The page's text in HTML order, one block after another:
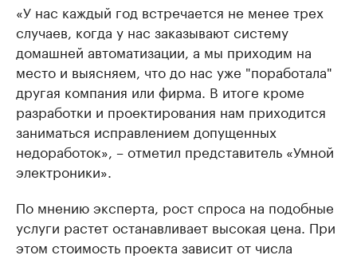
«У нас каждый год встречается не менее трех
случаев, когда у нас заказывают систему
домашней автоматизации, а мы приходим на
место и выясняем, что до нас уже "поработала"
другая компания или фирма. В итоге кроме
разработки и проектирования нам приходится
заниматься исправлением допущенных
недоработок», – отметил представитель «Умной
электроники».
По мнению эксперта, рост спроса на подобные
услуги растет останавливает высокая цена. При
этом стоимость проекта зависит от числа